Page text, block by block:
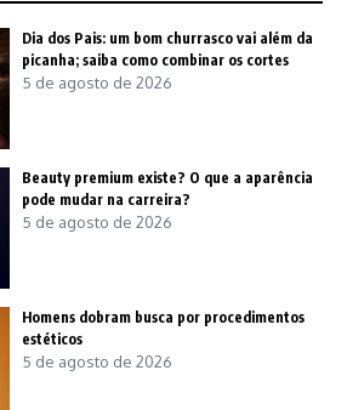
Dia dos Pais: um bom churrasco vai além da
picanha; saiba como combinar os cortes
5 de agosto de 2026
Beauty premium existe? O que a aparência
pode mudar na carreira?
5 de agosto de 2026
Homens dobram busca por procedimentos
estéticos
5 de agosto de 2026